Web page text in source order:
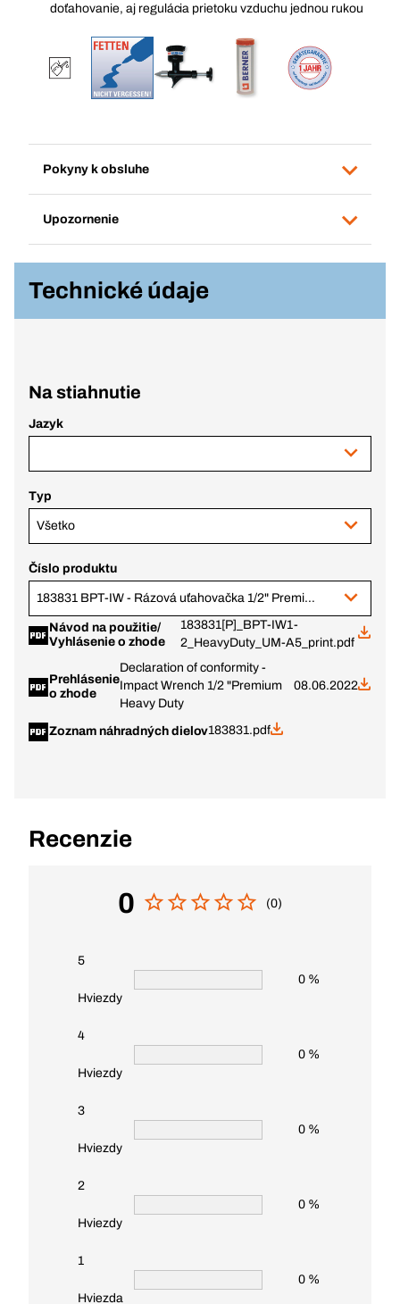
doťahovanie, aj regulácia prietoku vzduchu jednou rukou
Pokyny k obsluhe
Upozornenie
Technické údaje
Na stiahnutie
Jazyk
Typ
Všetko
Číslo produktu
183831 BPT-IW - Rázová uťahovačka 1/2" Premium Heavy Duty
Návod na použitie/
Vyhlásenie o zhode
183831[P]_BPT-IW1-
2_HeavyDuty_UM-A5_print.pdf
Prehlásenie
o zhode
Declaration of conformity -
Impact Wrench 1/2 "Premium
Heavy Duty
08.06.2022
Zoznam náhradných dielov183831.pdf
Recenzie
0 (0)
5
Hviezdy
0 %
4
Hviezdy
0 %
3
Hviezdy
0 %
2
Hviezdy
0 %
1
Hviezda
0 %